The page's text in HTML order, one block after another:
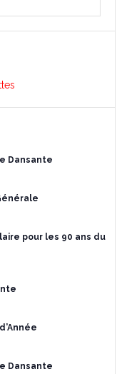
Dansante
pour les 90 ans du
Dansante